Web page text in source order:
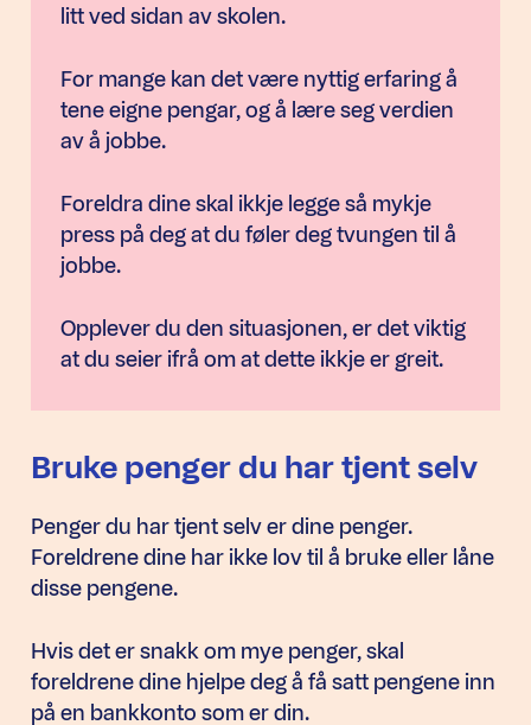
litt ved sidan av skolen.
For mange kan det være nyttig erfaring å
tene eigne pengar, og å lære seg verdien
av å jobbe.
Foreldra dine skal ikkje legge så mykje
press på deg at du føler deg tvungen til å
jobbe.
Opplever du den situasjonen, er det viktig
at du seier ifrå om at dette ikkje er greit.
Bruke penger du har tjent selv
Penger du har tjent selv er dine penger.
Foreldrene dine har ikke lov til å bruke eller låne
disse pengene.
Hvis det er snakk om mye penger, skal
foreldrene dine hjelpe deg å få satt pengene inn
på en bankkonto som er din.